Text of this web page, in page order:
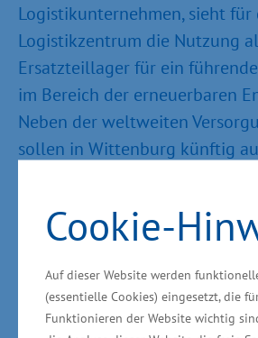
Cookie-
Auf dieser Website werden
(essentielle Cookies) eingesetzt, die
Funktionieren der Website wichtig
Logistikunternehmen, sieht für
Logistikzentrum die Nutzung
Ersatzteillager für ein
im Bereich der erneuerbaren
Neben der weltweiten
sollen in Wittenburg künftig
Kommissionierung,
Zu den umfangreichen
Nachhaltigkeitsmaßnahmen,